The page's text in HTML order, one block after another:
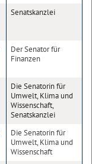
Senatskanzlei
Der Senator für
Finanzen
Die Senatorin für
Umwelt, Klima und
Wissenschaft,
Senatskanzlei
Die Senatorin für
Umwelt, Klima und
Wissenschaft